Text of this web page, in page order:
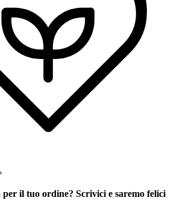
.
il tuo ordine? Scrivici e saremo felici